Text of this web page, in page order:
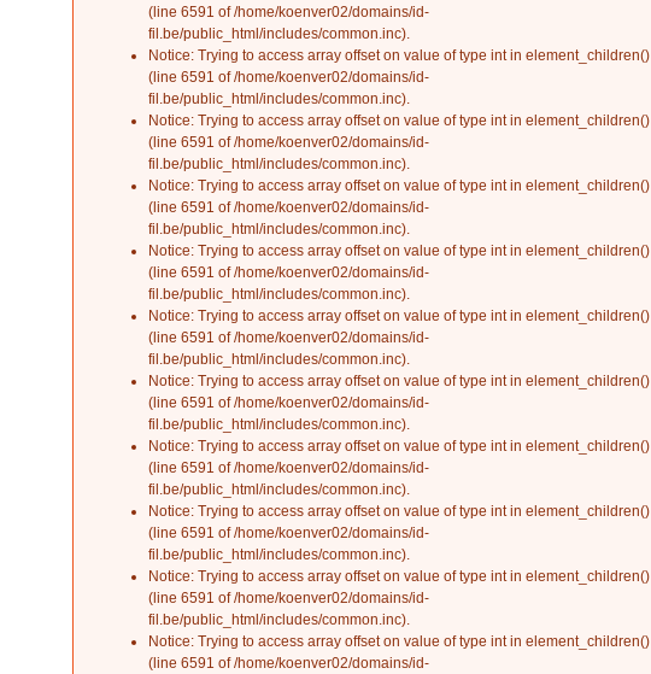
(line 6591 of/home/koenver02/domains/id-
fil.be/public_html/includes/common.inc).
Notice: Trying to access array offset on value of type int in element_children()
(line 6591 of/home/koenver02/domains/id-
fil.be/public_html/includes/common.inc).
Notice: Trying to access array offset on value of type int in element_children()
(line 6591 of/home/koenver02/domains/id-
fil.be/public_html/includes/common.inc).
Notice: Trying to access array offset on value of type int in element_children()
(line 6591 of/home/koenver02/domains/id-
fil.be/public_html/includes/common.inc).
Notice: Trying to access array offset on value of type int in element_children()
(line 6591 of/home/koenver02/domains/id-
fil.be/public_html/includes/common.inc).
Notice: Trying to access array offset on value of type int in element_children()
(line 6591 of/home/koenver02/domains/id-
fil.be/public_html/includes/common.inc).
Notice: Trying to access array offset on value of type int in element_children()
(line 6591 of/home/koenver02/domains/id-
fil.be/public_html/includes/common.inc).
Notice: Trying to access array offset on value of type int in element_children()
(line 6591 of/home/koenver02/domains/id-
fil.be/public_html/includes/common.inc).
Notice: Trying to access array offset on value of type int in element_children()
(line 6591 of/home/koenver02/domains/id-
fil.be/public_html/includes/common.inc).
Notice: Trying to access array offset on value of type int in element_children()
(line 6591 of/home/koenver02/domains/id-
fil.be/public_html/includes/common.inc).
Notice: Trying to access array offset on value of type int in element_children()
(line 6591 of/home/koenver02/domains/id-